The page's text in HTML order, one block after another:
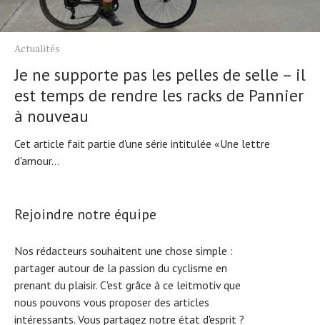
Actualités
Je ne supporte pas les pelles de selle – il
est temps de rendre les racks de Pannier
à nouveau
Cet article fait partie d'une série intitulée «Une lettre
d'amour...
Rejoindre notre équipe
Nos rédacteurs souhaitent une chose simple :
partager autour de la passion du cyclisme en
prenant du plaisir. C'est grâce à ce leitmotiv que
nous pouvons vous proposer des articles
intéressants. Vous partagez notre état d'esprit ?